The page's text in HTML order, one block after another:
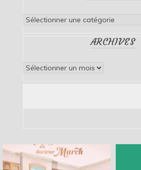
Catégories
ARCHIVES
Archives